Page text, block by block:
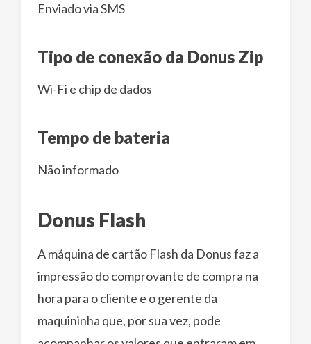
Enviado via SMS
Tipo de conexão da Donus Zip
Wi-Fi e chip de dados
Tempo de bateria
Não informado
Donus Flash
A máquina de cartão Flash da Donus faz a
impressão do comprovante de compra na
hora para o cliente e o gerente da
maquininha que, por sua vez, pode